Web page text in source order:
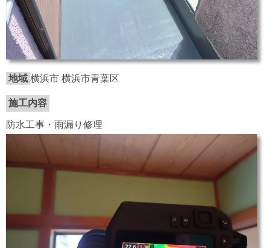
地域 横浜市 横浜市青葉区
施工内容
防水工事・雨漏り修理